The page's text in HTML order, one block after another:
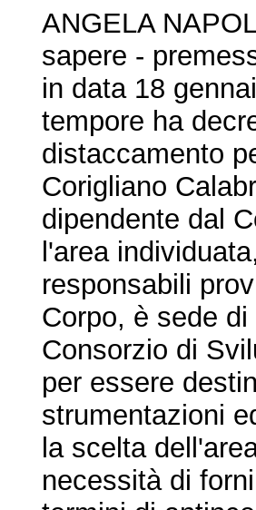
ANGELA
sapere -
in data 18
tempore ha
distaccamento
Corigliano
dipendente dal
l'area
responsabili
Corpo, è sede
Consorzio di
per essere
strumentazioni
la scelta
necessità di